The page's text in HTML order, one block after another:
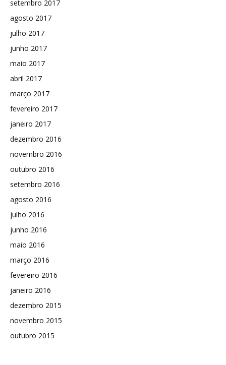
setembro 2017
agosto 2017
julho 2017
junho 2017
maio 2017
abril 2017
março 2017
fevereiro 2017
janeiro 2017
dezembro 2016
novembro 2016
outubro 2016
setembro 2016
agosto 2016
julho 2016
junho 2016
maio 2016
março 2016
fevereiro 2016
janeiro 2016
dezembro 2015
novembro 2015
outubro 2015